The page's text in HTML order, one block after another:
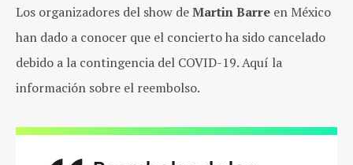
Los organizadores del show deMartin Barre en México
han dado a conocer que el concierto ha sido cancelado
debido a la contingencia del COVID-19. Aquí la
información sobre el reembolso.